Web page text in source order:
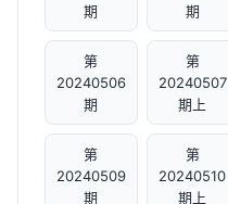
期
期
第
20240506
期
第
20240507
期上
第
20240509
期
第
20240510
期上